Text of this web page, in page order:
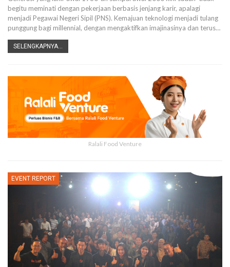
begitu meminati dengan pekerjaan berbasis jenjang karir, apalagi
menjadi Pegawai Negeri Sipil (PNS). Kemajuan teknologi menjadi tulang
punggung bagi millennial, dengan mengaktifkan imajinasinya dan terus…
SELENGKAPNYA...
Ralali Food Venture
EVENT REPORT